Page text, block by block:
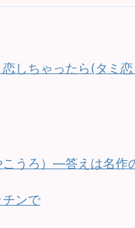
しちゃったら(タミ恋
こうろ）—答えは名
ンで